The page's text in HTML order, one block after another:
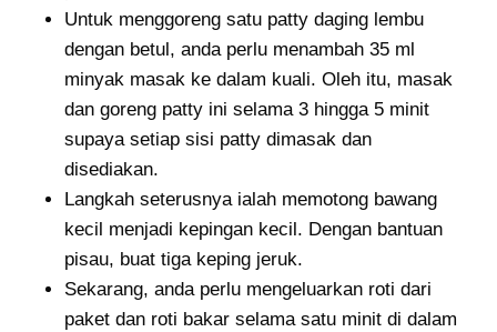
Untuk menggoreng satu patty daging lembu
dengan betul, anda perlu menambah 35 ml
minyak masak ke dalam kuali. Oleh itu, masak
dan goreng patty ini selama 3 hingga 5 minit
supaya setiap sisi patty dimasak dan
disediakan.
Langkah seterusnya ialah memotong bawang
kecil menjadi kepingan kecil. Dengan bantuan
pisau, buat tiga keping jeruk.
Sekarang, anda perlu mengeluarkan roti dari
paket dan roti bakar selama satu minit di dalam